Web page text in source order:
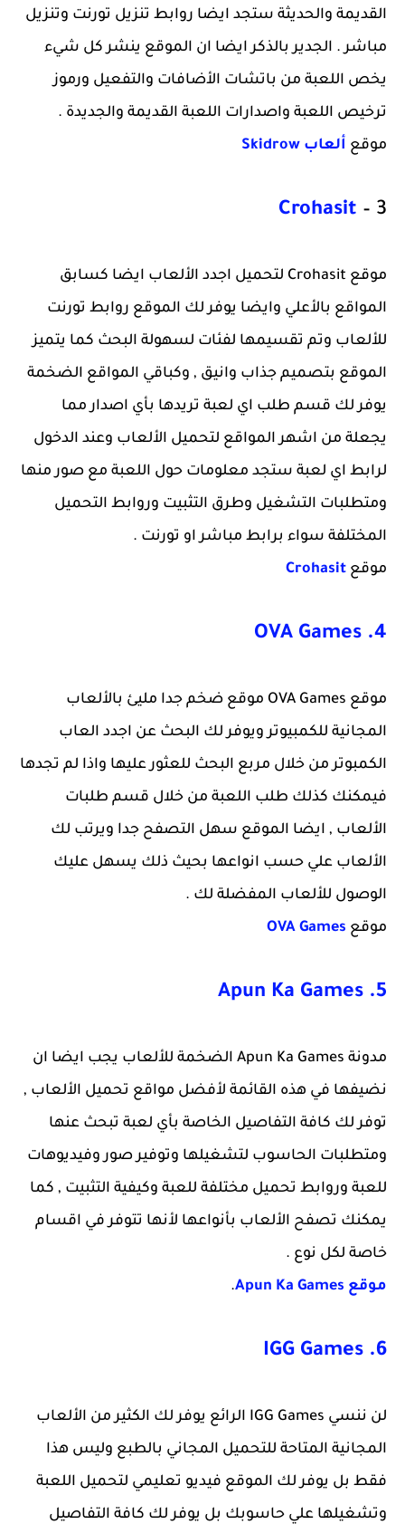
القديمة والحديثة ستجد ايضا روابط تنزيل تورنت وتنزيل
مباشر . الجدير بالذكر ايضا ان الموقع ينشر كل شيء
يخص اللعبة من باتشات الأضافات والتفعيل ورموز
ترخيص اللعبة واصدارات اللعبة القديمة والجديدة .
موقع ألعاب Skidrow
3 –
Crohasit
موقع Crohasit لتحميل اجدد الألعاب ايضا كسابق
المواقع بالأعلي وايضا يوفر لك الموقع روابط تورنت
للألعاب وتم تقسيمها لفئات لسهولة البحث كما يتميز
الموقع بتصميم جذاب وانيق , وكباقي المواقع الضخمة
يوفر لك قسم طلب اي لعبة تريدها بأي اصدار مما
يجعلة من اشهر المواقع لتحميل الألعاب وعند الدخول
لرابط اي لعبة ستجد معلومات حول اللعبة مع صور منها
ومتطلبات التشغيل وطرق التثبيت وروابط التحميل
المختلفة سواء برابط مباشر او تورنت .
موقع Crohasit
4. OVA Games
موقع OVA Games موقع ضخم جدا مليئ بالألعاب
المجانية للكمبيوتر ويوفر لك البحث عن اجدد العاب
الكمبوتر من خلال مربع البحث للعثور عليها واذا لم تجدها
فيمكنك كذلك طلب اللعبة من خلال قسم طلبات
الألعاب , ايضا الموقع سهل التصفح جدا ويرتب لك
الألعاب علي حسب انواعها بحيث ذلك يسهل عليك
الوصول للألعاب المفضلة لك .
موقع OVA Games
5. Apun Ka Games
مدونة Apun Ka Games الضخمة للألعاب يجب ايضا ان
نضيفها في هذه القائمة لأفضل مواقع تحميل الألعاب ,
توفر لك كافة التفاصيل الخاصة بأي لعبة تبحث عنها
ومتطلبات الحاسوب لتشغيلها وتوفير صور وفيديوهات
للعبة وروابط تحميل مختلفة للعبة وكيفية التثبيت , كما
يمكنك تصفح الألعاب بأنواعها لأنها تتوفر في اقسام
خاصة لكل نوع .
موقع Apun Ka Games
.
6. IGG Games
لن ننسي IGG Games الرائع يوفر لك الكثير من الألعاب
المجانية المتاحة للتحميل المجاني بالطبع وليس هذا
فقط بل يوفر لك الموقع فيديو تعليمي لتحميل اللعبة
وتشغيلها علي حاسوبك بل يوفر لك كافة التفاصيل